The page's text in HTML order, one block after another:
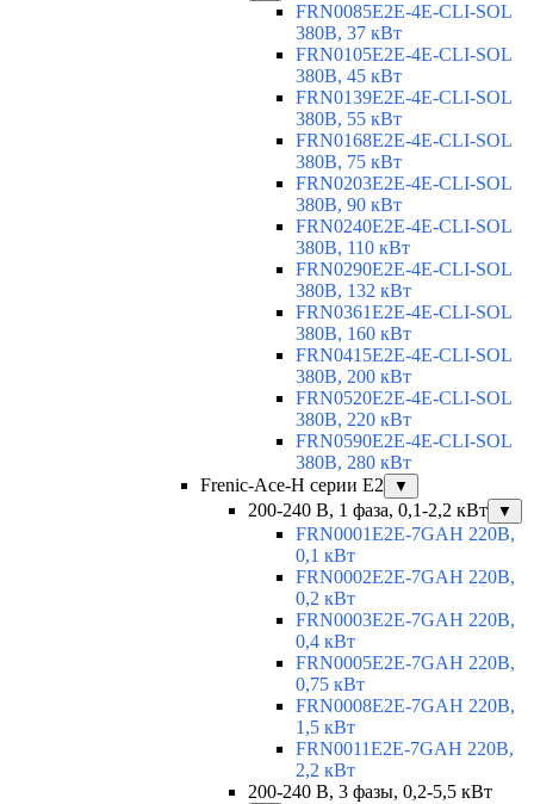
FRN0085E2E-4E-CLI-SOL
380В, 37 кВт
FRN0105E2E-4E-CLI-SOL
380В, 45 кВт
FRN0139E2E-4E-CLI-SOL
380В, 55 кВт
FRN0168E2E-4E-CLI-SOL
380В, 75 кВт
FRN0203E2E-4E-CLI-SOL
380В, 90 кВт
FRN0240E2E-4E-CLI-SOL
380В, 110 кВт
FRN0290E2E-4E-CLI-SOL
380В, 132 кВт
FRN0361E2E-4E-CLI-SOL
380В, 160 кВт
FRN0415E2E-4E-CLI-SOL
380В, 200 кВт
FRN0520E2E-4E-CLI-SOL
380В, 220 кВт
FRN0590E2E-4E-CLI-SOL
380В, 280 кВт
Frenic-Ace-H серии E2
▼
200-240 В, 1 фаза, 0,1-2,2 кВт ▼
FRN0001E2E-7GAH 220В,
0,1 кВт
FRN0002E2E-7GAH 220В,
0,2 кВт
FRN0003E2E-7GAH 220В,
0,4 кВт
FRN0005E2E-7GAH 220В,
0,75 кВт
FRN0008E2E-7GAH 220В,
1,5 кВт
FRN0011E2E-7GAH 220В,
2,2 кВт
200-240 В, 3 фазы, 0,2-5,5 кВт